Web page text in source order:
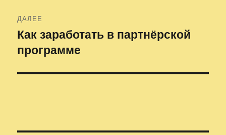
ДАЛЕЕ
Следующая
запись:
Как заработать в партнёрской
программе